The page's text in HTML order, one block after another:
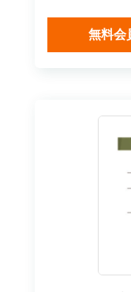
無料会